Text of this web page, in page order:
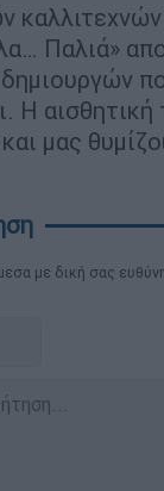
Παλιά»
Η
μας
με δική σας